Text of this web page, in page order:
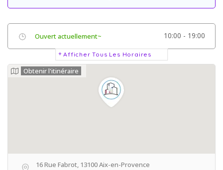
Ouvert actuellement~ 10:00 - 19:00
Afficher Tous Les Horaires
Obtenir l'itinéraire
16 Rue Fabrot, 13100 Aix-en-Provence